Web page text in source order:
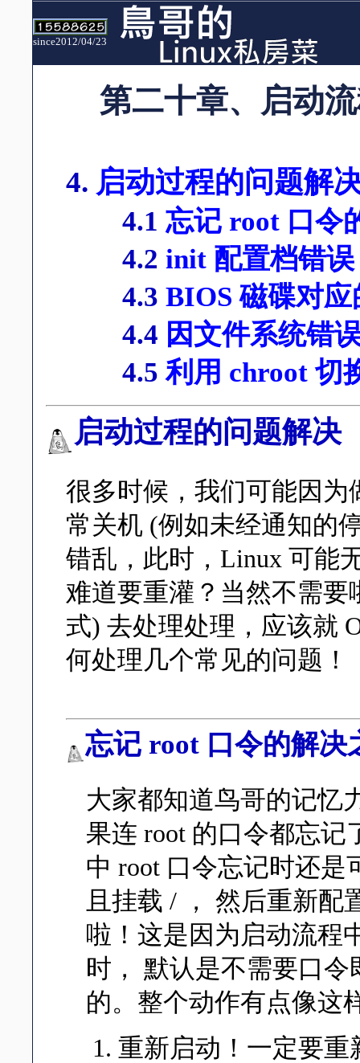
since2012/04/23
第二十章、启动
4. 启动过程的问题解
4.1 忘记 root 口令
4.2 init 配置档错误
4.3 BIOS 磁碟对应
4.4 因文件系统错
4.5利用 chroot 切
启动过程的问题解决
很多时候，我们可能因
常关机 (例如未经通知的
错乱，此时，Linux 可能
难道要重灌？当然不需要
式) 去处理处理，应该就
何处理几个常见的问题！
忘记 root 口令的解决
大家都知道鸟哥的记忆
果连 root 的口令都忘记
中 root 口令忘记时还
且挂载 / ， 然后重新配
啦！这是因为启动流程
时， 默认是不需要口令
的。整个动作有点像这
重新启动！一定要